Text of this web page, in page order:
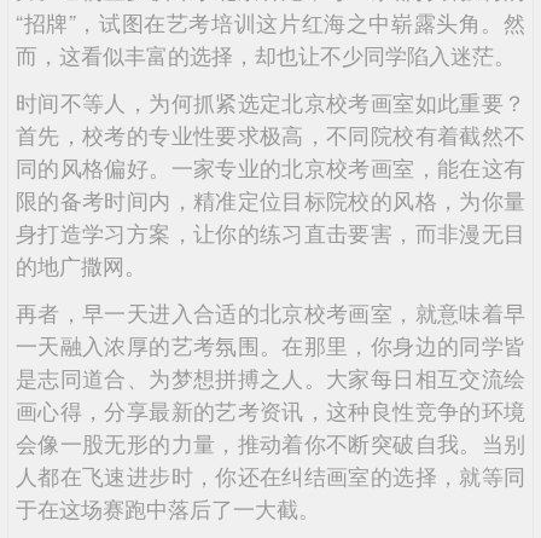
“招牌”，试图在艺考培训这片红海之中崭露头角。然
而，这看似丰富的选择，却也让不少同学陷入迷茫。
时间不等人，为何抓紧选定北京校考画室如此重要？
首先，校考的专业性要求极高，不同院校有着截然不
同的风格偏好。一家专业的北京校考画室，能在这有
限的备考时间内，精准定位目标院校的风格，为你量
身打造学习方案，让你的练习直击要害，而非漫无目
的地广撒网。
再者，早一天进入合适的北京校考画室，就意味着早
一天融入浓厚的艺考氛围。在那里，你身边的同学皆
是志同道合、为梦想拼搏之人。大家每日相互交流绘
画心得，分享最新的艺考资讯，这种良性竞争的环境
会像一股无形的力量，推动着你不断突破自我。当别
人都在飞速进步时，你还在纠结画室的选择，就等同
于在这场赛跑中落后了一大截。